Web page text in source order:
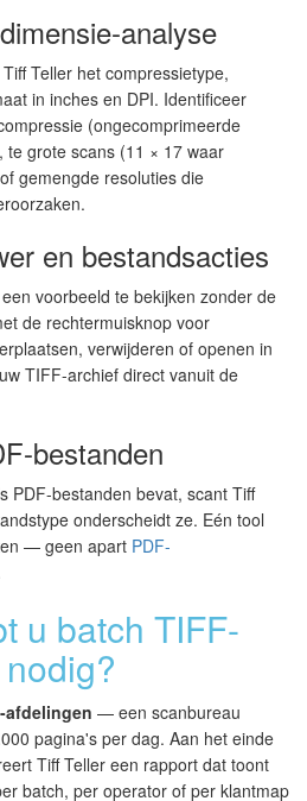
analyse
Teller het compressietype,
in inches en DPI. Identificeer
(ongecomprimeerde
grote scans (11 × 17 waar
gemengde resoluties die
en bestandsacties
voorbeeld te bekijken zonder de
de rechtermuisknop voor
verwijderen of openen in
TIFF-archief direct vanuit de
bestanden
PDF-bestanden bevat, scant Tiff
onderscheidt ze. Eén tool
— geen apart PDF-
u batch TIFF-
afdelingen — een scanbureau
pagina's per dag. Aan het einde
Tiff Teller een rapport dat toont
batch, per operator of per klantmap